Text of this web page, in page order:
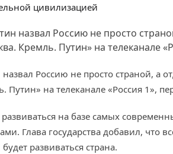
назвал Россию не просто
Кремль. Путин» на телеканале
назвал Россию не просто страной, а
на телеканале «Россия 1»,
развиваться на базе самых
Глава государства добавил,
развиваться страна.